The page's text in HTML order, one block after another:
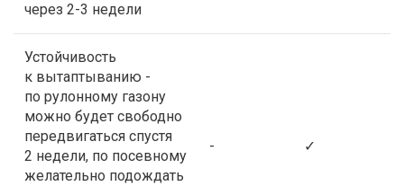
через 2-3 недели
Устойчивость
к вытаптыванию -
по рулонному газону
можно будет свободно
передвигаться спустя
2 недели, по посевному
желательно подождать
- ✓